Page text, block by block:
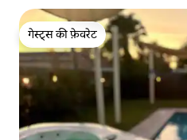
गेस्ट्स की फ़ेवरेट
गेस्ट्स की फ़ेवरेट